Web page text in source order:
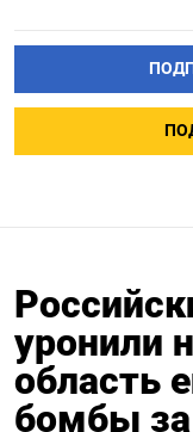
уронили
область
бомбы